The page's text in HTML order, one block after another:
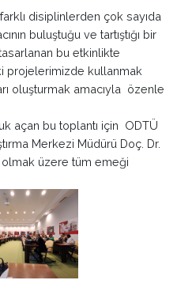
disiplinlerden çok sayıda
buluştuğu ve tartıştığı bir
bu etkinlikte
projelerimizde kullanmak
oluşturmak amacıyla özenle
açan bu toplantı için ODTÜ
Merkezi Müdürü Doç. Dr.
üzere tüm emeği